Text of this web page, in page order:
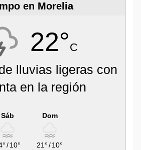
en Morelia
22°C
lluvias ligeras con
en la región
Sáb
/10°
Dom
21°/10°